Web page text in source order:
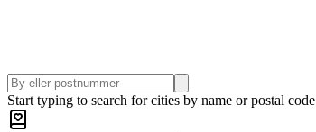
Start typing to search for cities by name or postal code